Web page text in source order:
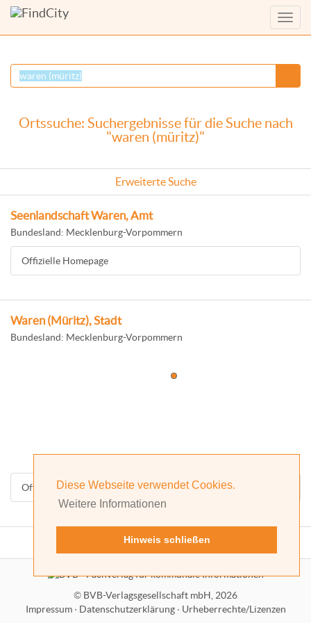
Diese Webseite verwendet Cookies.
Weitere Informationen
Hinweis schließen
Menü
Ortssuche: Suchergebnisse für die Suche nach
"waren (müritz)"
Erweiterte Suche
Seenlandschaft Waren, Amt
Bundesland: Mecklenburg-Vorpommern
Offizielle Homepage
Waren (Müritz), Stadt
Bundesland: Mecklenburg-Vorpommern
Offizielle Homepage
© BVB-Verlagsgesellschaft mbH, 2026
Impressum· Datenschutzerklärung· Urheberrechte/Lizenzen